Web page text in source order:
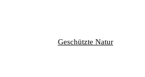
Geschützte Natur